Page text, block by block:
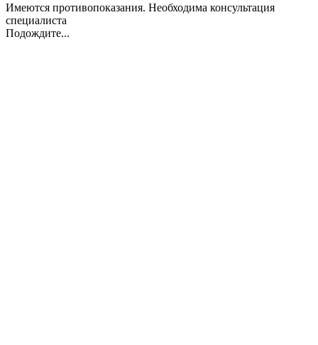
Имеются противопоказания. Необходима консультация
специалиста
Подождите...